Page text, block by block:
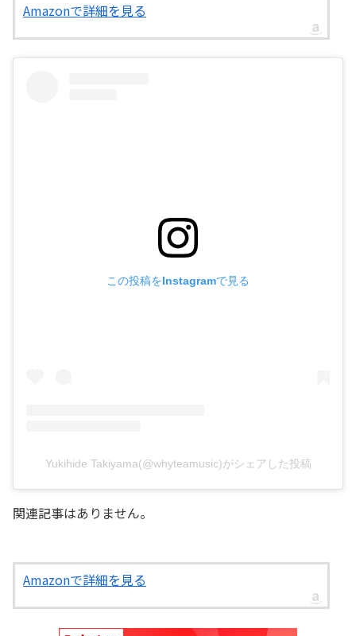
Amazonで詳細を見る
この投稿をInstagramで見る
Yukihide Takiyama(@whyteamusic)がシェアした投稿
関連記事はありません。
Amazonで詳細を見る